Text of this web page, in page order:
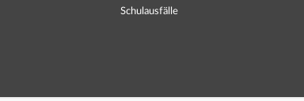
Schulausfälle